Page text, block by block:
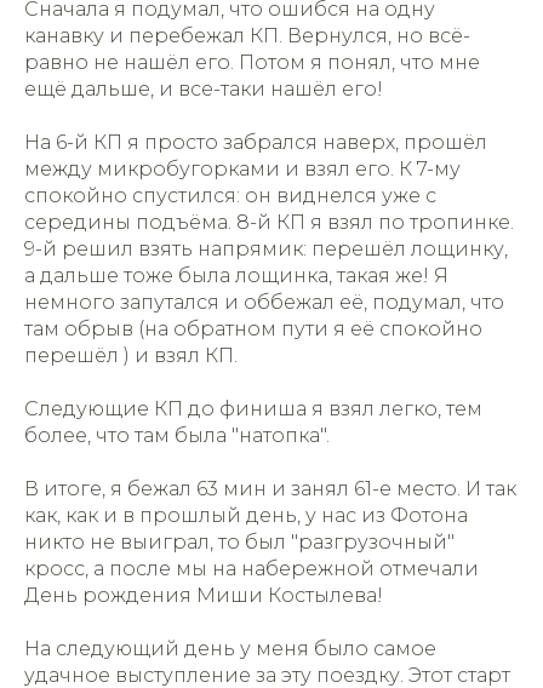
Сначала я подумал, что ошибся на одну
канавку и перебежал КП. Вернулся, но всё-
равно не нашёл его. Потом я понял, что мне
ещё дальше, и все-таки нашёл его!
На 6-й КП я просто забрался наверх, прошёл
между микробугорками и взял его. К 7-му
спокойно спустился: он виднелся уже с
середины подъёма. 8-й КП я взял по тропинке.
9-й решил взять напрямик: перешёл лощинку,
а дальше тоже была лощинка, такая же! Я
немного запутался и оббежал её, подумал, что
там обрыв (на обратном пути я её спокойно
перешёл ) и взял КП.
Следующие КП до финиша я взял легко, тем
более, что там была "натопка".
В итоге, я бежал 63 мин и занял 61-е место. И так
как, как и в прошлый день, у нас из Фотона
никто не выиграл, то был "разгрузочный"
кросс, а после мы на набережной отмечали
День рождения Миши Костылева!
На следующий день у меня было самое
удачное выступление за эту поездку. Этот старт